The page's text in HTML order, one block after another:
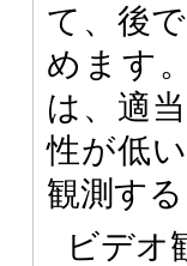
て、後
めます
は、適
性が低
観測す
ビデオ